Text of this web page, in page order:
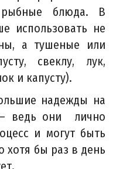
рыбные блюда. В
использовать не
а тушеные или
свеклу, лук,
и капусту).
надежды на
ведь они лично
и могут быть
хотя бы раз в день